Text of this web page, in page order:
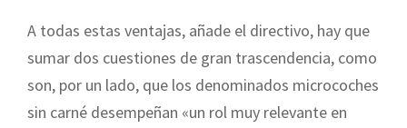
A todas estas ventajas, añade el directivo, hay que
sumar dos cuestiones de gran trascendencia, como
son, por un lado, que los denominados microcoches
sin carné desempeñan «un rol muy relevante en